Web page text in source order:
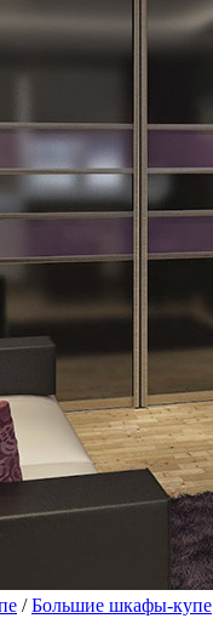
/Большие шкафы-купе